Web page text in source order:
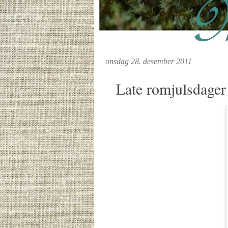
onsdag 28. desember 2011
Late